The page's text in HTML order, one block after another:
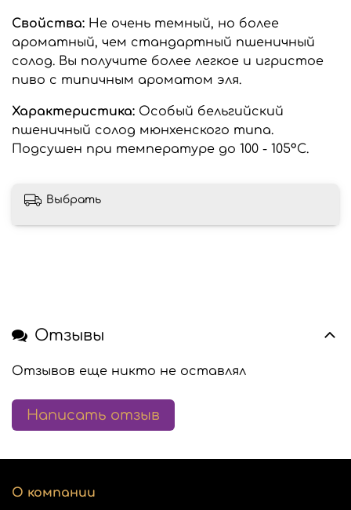
Свойства: Не очень темный, но более
ароматный, чем стандартный пшеничный
солод. Вы получите более легкое и игристое
пиво с типичным ароматом эля.
Характеристика: Особый бельгийский
пшеничный солод мюнхенского типа.
Подсушен при температуре до 100 - 105°C.
Выбрать
Отзывы
Отзывов еще никто не оставлял
Написать отзыв
О компании